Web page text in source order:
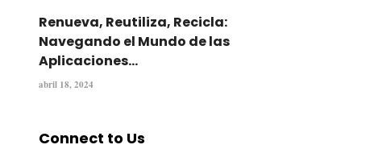
Renueva, Reutiliza, Recicla:
Navegando el Mundo de las
Aplicaciones...
abril 18, 2024
Connect to Us